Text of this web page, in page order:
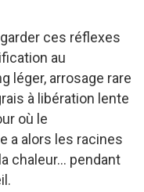
ces réflexes
au
léger, arrosage rare
à libération lente
où le
a alors les racines
chaleur… pendant